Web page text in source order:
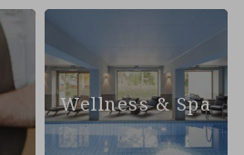
Wellness & Spa